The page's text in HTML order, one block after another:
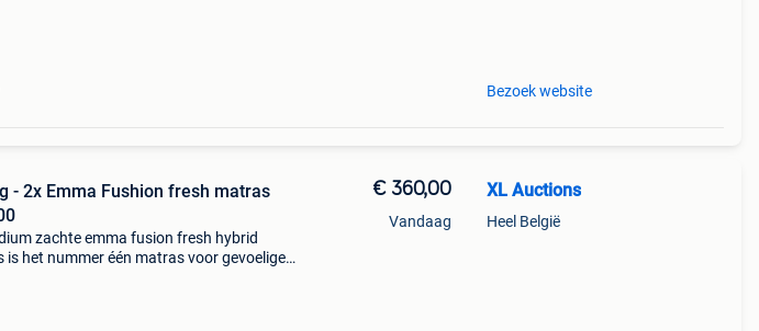
Bezoek website
- 2x Emma Fushion fresh matras
zachte emma fusion fresh hybrid
is het nummer één matras voor gevoelige
€ 360,00
Vandaag
XL Auctions
Heel België